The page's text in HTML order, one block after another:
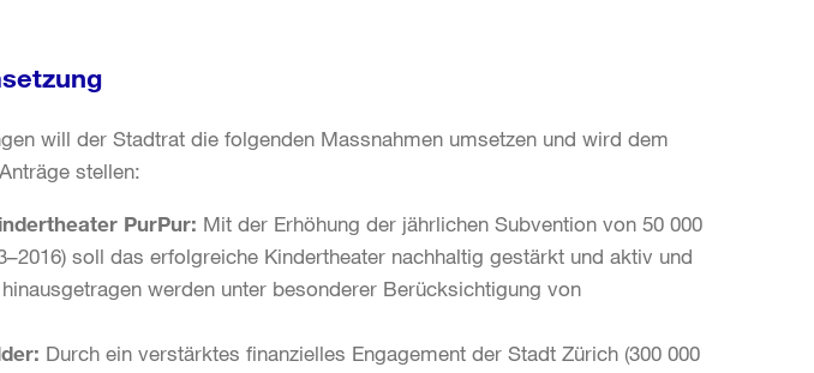
will der Stadtrat die folgenden Massnahmen umsetzen und wird dem
stellen:
PurPur: Mit der Erhöhung der jährlichen Subvention von 50 000
soll das erfolgreiche Kindertheater nachhaltig gestärkt und aktiv und
werden unter besonderer Berücksichtigung von
Durch ein verstärktes finanzielles Engagement der Stadt Zürich (300 000